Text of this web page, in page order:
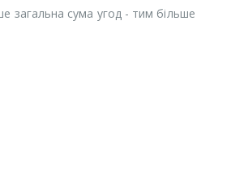
загальна сума угод - тим більше